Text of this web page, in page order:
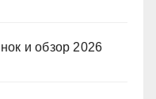
и обзор 2026